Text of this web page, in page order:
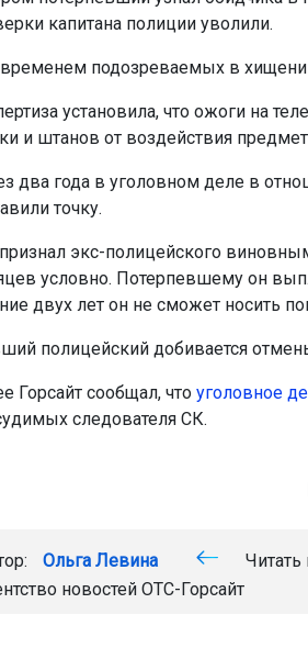
капитана полиции уволили.
подозреваемых в
установила, что ожоги на
и штанов от воздействия
два года в уголовном деле в
точку.
экс-полицейского
условно. Потерпевшему он
двух лет он не сможет носить
полицейский добивается
Горсайт сообщал, что уголовное
следователя СК.
Ольга Левина
Читать
новостей ОТС-Горсайт